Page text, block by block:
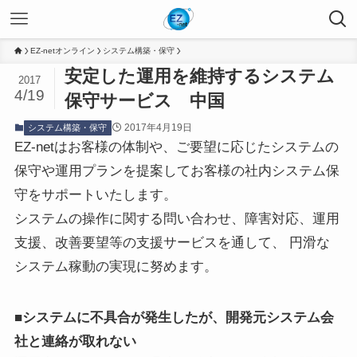
EZ-netオンライン システム構築・保守
安定した運用を維持するシステム
保守サービス 中国
2017
4/19
システム構築・保守 2017年4月19日
EZ-netはお客様の体制や、ご要望に応じたシステムの
保守や運用プランを提案してお客様の社内システム保
守をサポートいたします。
システムの操作に関する問い合わせ、障害対応、運用
支援、改善要望等の支援サービスを通して、 円滑な
システム稼動の実現に努めます。
■システムに不具合が発生したが、開発元システム会
社と連絡が取れない